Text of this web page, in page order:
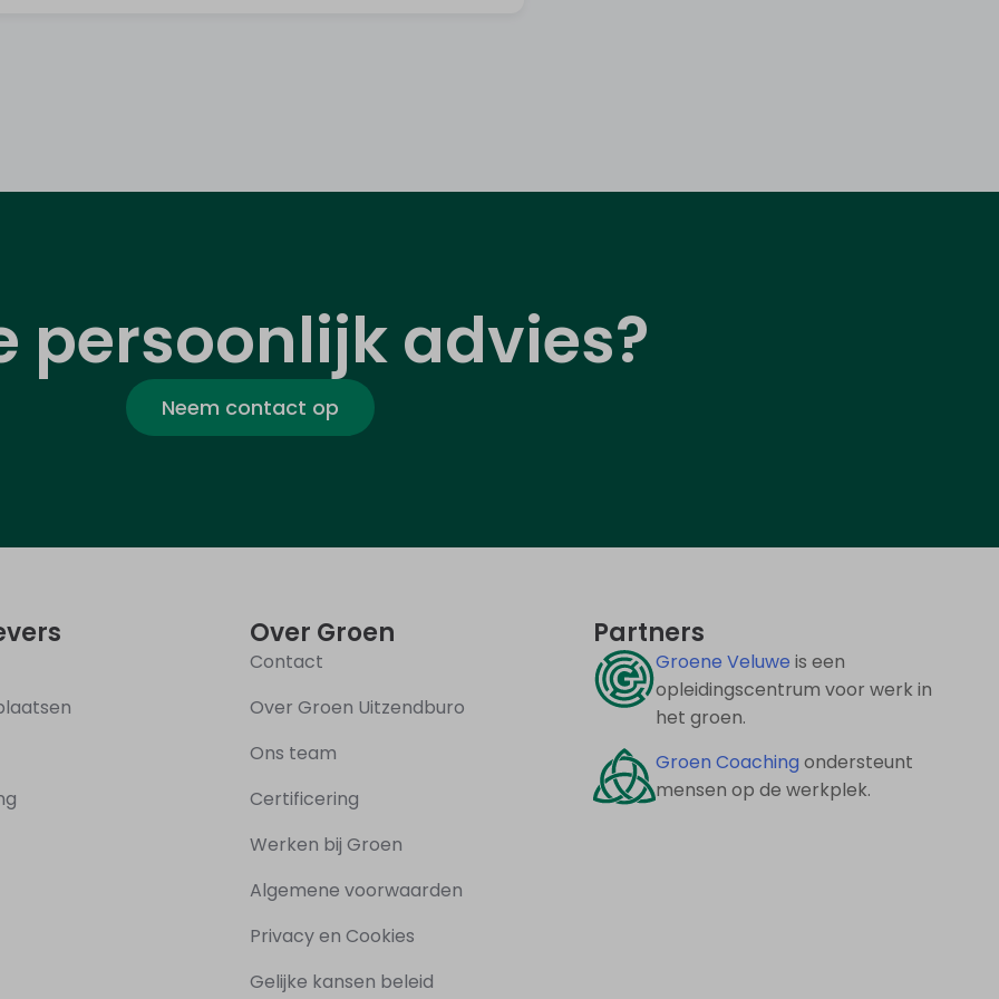
persoonlijk advies?
Neem contact op
Over Groen
Contact
Over Groen Uitzendburo
Ons team
Certificering
Werken bij Groen
Algemene voorwaarden
Privacy en Cookies
Gelijke kansen beleid
Partners
Groene Veluwe is een
opleidingscentrum voor werk in
het groen.
Groen Coaching ondersteunt
mensen op de werkplek.